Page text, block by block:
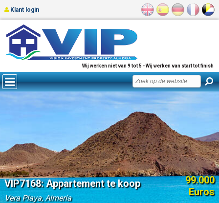
Wij werken niet van 9 tot 5 - Wij werken van start tot finish
Klant login
VIP7168: Appartement te koop
Vera Playa, Almería
99.000
Euros